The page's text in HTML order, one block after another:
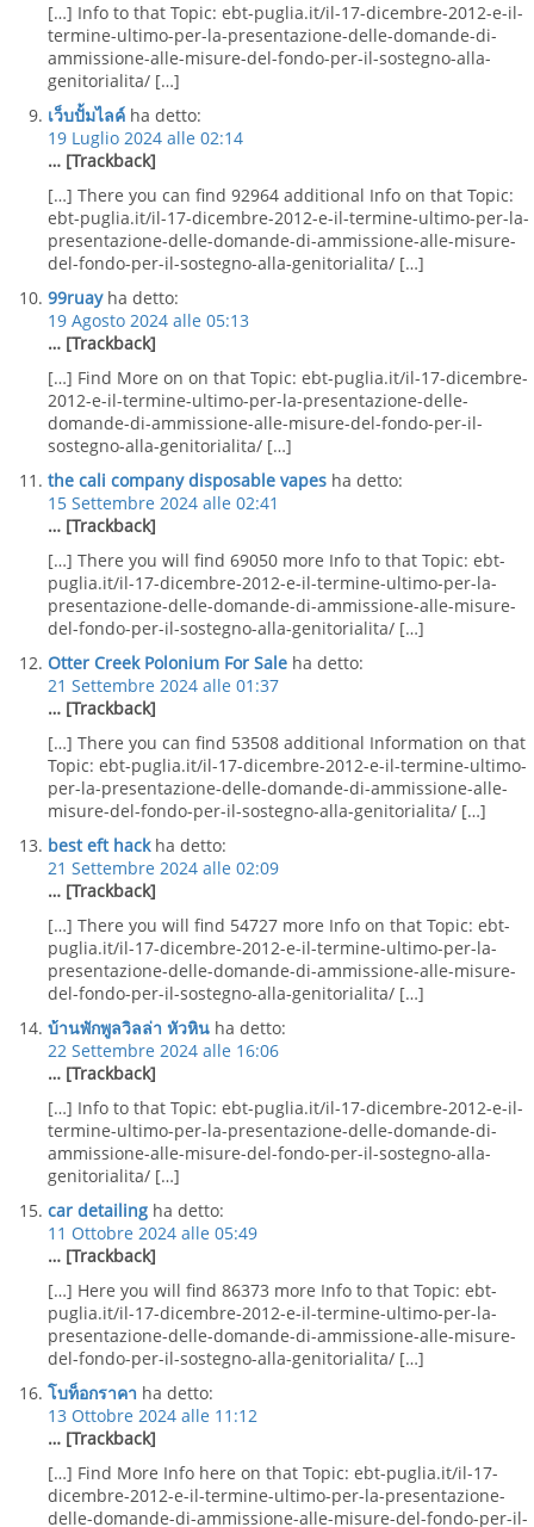
[…] Info to that Topic: ebt-puglia.it/il-17-dicembre-2012-e-il-
termine-ultimo-per-la-presentazione-delle-domande-di-
ammissione-alle-misure-del-fondo-per-il-sostegno-alla-
genitorialita/ […]
เว็บปั้มไลค์ ha detto:
19 Luglio 2024 alle 02:14
… [Trackback]
[…] There you can find 92964 additional Info on that Topic:
ebt-puglia.it/il-17-dicembre-2012-e-il-termine-ultimo-per-la-
presentazione-delle-domande-di-ammissione-alle-misure-
del-fondo-per-il-sostegno-alla-genitorialita/ […]
99ruay ha detto:
19 Agosto 2024 alle 05:13
… [Trackback]
[…] Find More on on that Topic: ebt-puglia.it/il-17-dicembre-
2012-e-il-termine-ultimo-per-la-presentazione-delle-
domande-di-ammissione-alle-misure-del-fondo-per-il-
sostegno-alla-genitorialita/ […]
the cali company disposable vapes ha detto:
15 Settembre 2024 alle 02:41
… [Trackback]
[…] There you will find 69050 more Info to that Topic: ebt-
puglia.it/il-17-dicembre-2012-e-il-termine-ultimo-per-la-
presentazione-delle-domande-di-ammissione-alle-misure-
del-fondo-per-il-sostegno-alla-genitorialita/ […]
Otter Creek Polonium For Sale ha detto:
21 Settembre 2024 alle 01:37
… [Trackback]
[…] There you can find 53508 additional Information on that
Topic: ebt-puglia.it/il-17-dicembre-2012-e-il-termine-ultimo-
per-la-presentazione-delle-domande-di-ammissione-alle-
misure-del-fondo-per-il-sostegno-alla-genitorialita/ […]
best eft hack ha detto:
21 Settembre 2024 alle 02:09
… [Trackback]
[…] There you will find 54727 more Info on that Topic: ebt-
puglia.it/il-17-dicembre-2012-e-il-termine-ultimo-per-la-
presentazione-delle-domande-di-ammissione-alle-misure-
del-fondo-per-il-sostegno-alla-genitorialita/ […]
บ้านพักพูลวิลล่า หัวหิน ha detto:
22 Settembre 2024 alle 16:06
… [Trackback]
[…] Info to that Topic: ebt-puglia.it/il-17-dicembre-2012-e-il-
termine-ultimo-per-la-presentazione-delle-domande-di-
ammissione-alle-misure-del-fondo-per-il-sostegno-alla-
genitorialita/ […]
car detailing ha detto:
11 Ottobre 2024 alle 05:49
… [Trackback]
[…] Here you will find 86373 more Info to that Topic: ebt-
puglia.it/il-17-dicembre-2012-e-il-termine-ultimo-per-la-
presentazione-delle-domande-di-ammissione-alle-misure-
del-fondo-per-il-sostegno-alla-genitorialita/ […]
โบท็อกราคา ha detto:
13 Ottobre 2024 alle 11:12
… [Trackback]
[…] Find More Info here on that Topic: ebt-puglia.it/il-17-
dicembre-2012-e-il-termine-ultimo-per-la-presentazione-
delle-domande-di-ammissione-alle-misure-del-fondo-per-il-